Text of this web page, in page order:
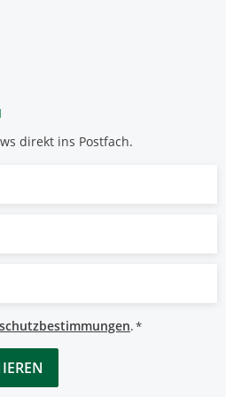
direkt ins Postfach.
.*